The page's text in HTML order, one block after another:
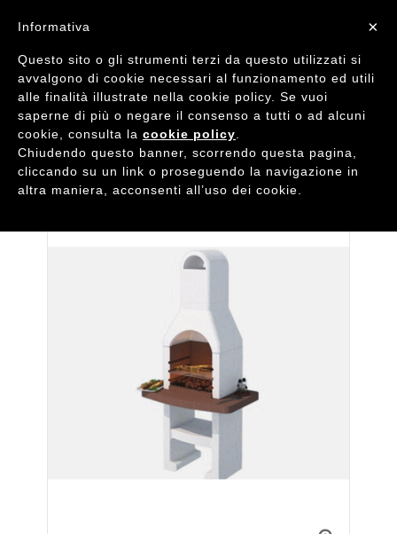


HOME BARBECUE BETON BRACE KG 230
×
Informativa
Questo sito o gli strumenti terzi da questo utilizzati si
avvalgono di cookie necessari al funzionamento ed utili
alle finalità illustrate nella cookie policy. Se vuoi
saperne di più o negare il consenso a tutti o ad alcuni
cookie, consulta la cookie policy
Chiudendo questo banner, scorrendo questa pagina,
cliccando su un link o proseguendo la navigazione in
altra maniera, acconsenti all’uso dei cookie.